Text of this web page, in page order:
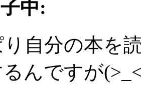
中:
自分の本を
んですが